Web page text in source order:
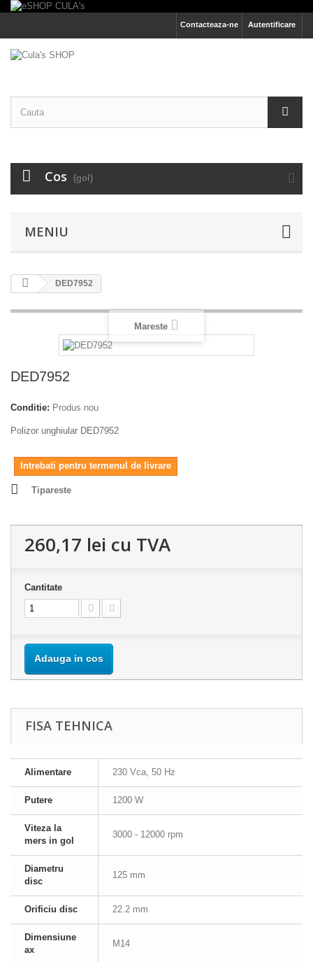
Autentificare
Contacteaza-ne
Cos (gol)
MENIU
DED7952
Mareste
DED7952
Conditie: Produs nou
Polizor unghiular DED7952
Intrebati pentru termenul de livrare
Tipareste
260,17 lei cu TVA
Cantitate
Adauga in cos
FISA TEHNICA
Alimentare 230 Vca, 50 Hz
Putere 1200 W
Viteza la
mers in gol
3000 - 12000 rpm
Diametru
disc
125 mm
Orificiu disc 22.2 mm
Dimensiune
ax
M14